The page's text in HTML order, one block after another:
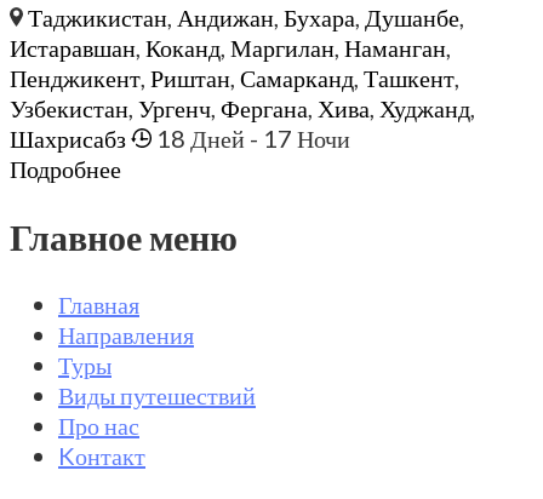
Таджикистан, Андижан,Бухара, Душанбе,
Истаравшан, Коканд, Маргилан, Наманган,
Пенджикент, Риштан, Самарканд, Ташкент,
Узбекистан, Ургенч, Фергана, Хива, Худжанд,
Шахрисабз
18 Дней - 17 Ночи
Подробнее
Главное меню
Главная
Направления
Туры
Виды путешествий
Про нас
Kонтакт